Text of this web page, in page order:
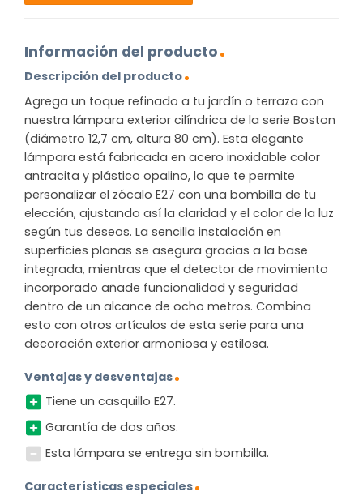
Información del producto
Descripción del producto
Agrega un toque refinado a tu jardín o terraza con
nuestra lámpara exterior cilíndrica de la serie Boston
(diámetro 12,7 cm, altura 80 cm). Esta elegante
lámpara está fabricada en acero inoxidable color
antracita y plástico opalino, lo que te permite
personalizar el zócalo E27 con una bombilla de tu
elección, ajustando así la claridad y el color de la luz
según tus deseos. La sencilla instalación en
superficies planas se asegura gracias a la base
integrada, mientras que el detector de movimiento
incorporado añade funcionalidad y seguridad
dentro de un alcance de ocho metros. Combina
esto con otros artículos de esta serie para una
decoración exterior armoniosa y estilosa.
Ventajas y desventajas
Tiene un casquillo E27.
Garantía de dos años.
Esta lámpara se entrega sin bombilla.
Características especiales